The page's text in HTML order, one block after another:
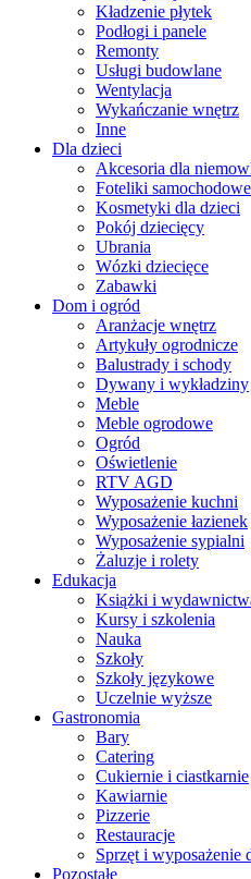
Kładzenie płytek
Podłogi i panele
Remonty
Usługi budowlane
Wentylacja
Wykańczanie wnętrz
Inne
Dla dzieci
Akcesoria dla
Foteliki samochodowe
Kosmetyki dla dzieci
Pokój dziecięcy
Ubrania
Wózki dziecięce
Zabawki
Dom i ogród
Aranżacje wnętrz
Artykuły ogrodnicze
Balustrady i schody
Dywany i wykładziny
Meble
Meble ogrodowe
Ogród
Oświetlenie
RTV AGD
Wyposażenie kuchni
Wyposażenie łazienek
Wyposażenie sypialni
Żaluzje i rolety
Edukacja
Książki i
Kursy i szkolenia
Nauka
Szkoły
Szkoły językowe
Uczelnie wyższe
Gastronomia
Bary
Catering
Cukiernie i ciastkarnie
Kawiarnie
Pizzerie
Restauracje
Sprzęt i wyposażenie
Pozostałe